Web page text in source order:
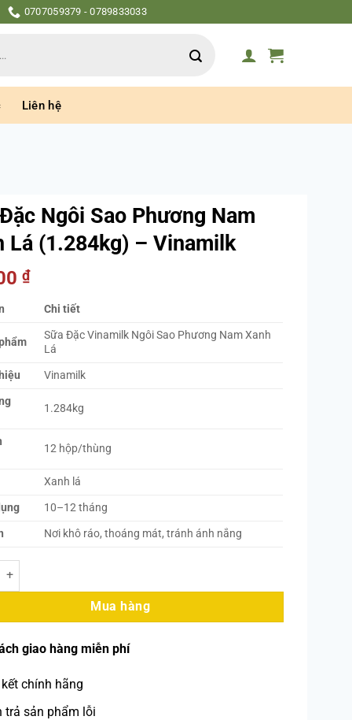
0707059379 - 0789833033
Liên hệ
Ngôi Sao Phương Nam
Lá (1.284kg) – Vinamilk
₫
Chi tiết
Sữa Đặc Vinamilk Ngôi Sao Phương Nam Xanh
Lá
Vinamilk
1.284kg
12 hộp/thùng
Xanh lá
10–12 tháng
Nơi khô ráo, thoáng mát, tránh ánh nắng
Mua hàng
giao hàng miễn phí
chính hãng
trả sản phẩm lỗi